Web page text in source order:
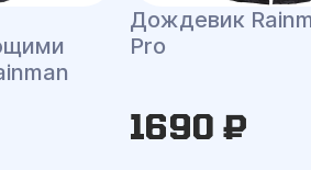
Дождевик
Pro
1690 ₽